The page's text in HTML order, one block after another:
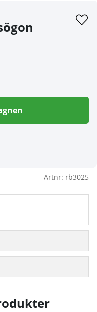
Artnr: rb3025